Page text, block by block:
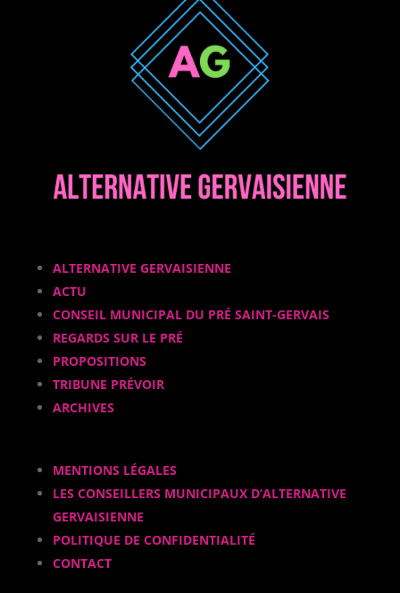
ALTERNATIVE GERVAISIENNE
ACTU
CONSEIL MUNICIPAL DU PRÉ SAINT-GERVAIS
REGARDS SUR LE PRÉ
PROPOSITIONS
TRIBUNE PRÉVOIR
ARCHIVES
MENTIONS LÉGALES
LES CONSEILLERS MUNICIPAUX D’ALTERNATIVE
GERVAISIENNE
POLITIQUE DE CONFIDENTIALITÉ
CONTACT